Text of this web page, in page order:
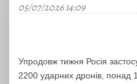
05/07/2026 14:09
Упродовж тижня Росія
2200 ударних дронів, понад